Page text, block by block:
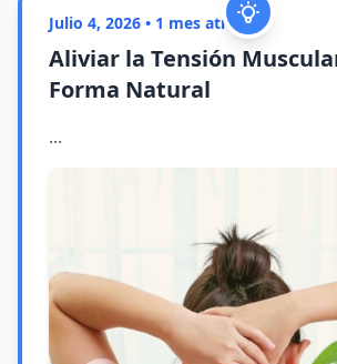
Julio 4, 2026 • 1 mes atrás
Aliviar la Tensión
Forma Natural
...